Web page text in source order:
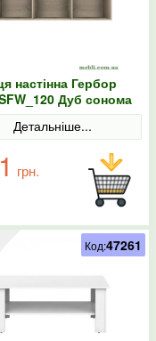
настінна Гербор
Дуб сонома
Детальніше...
1 грн.
Код:47261